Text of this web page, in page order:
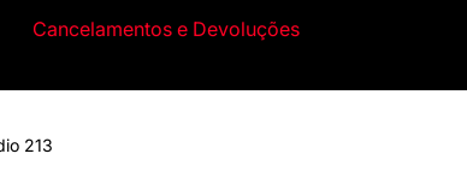
Cancelamentos e Devoluções
213